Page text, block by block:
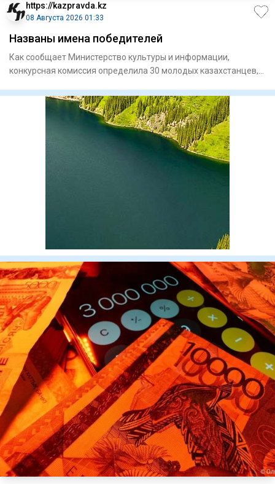
https://kazpravda.kz
08 Августа 2026 01:33
Названы имена победителей
Как сообщает Министерство культуры и информации,
конкурсная комиссия определила 30 молодых казахстанцев,